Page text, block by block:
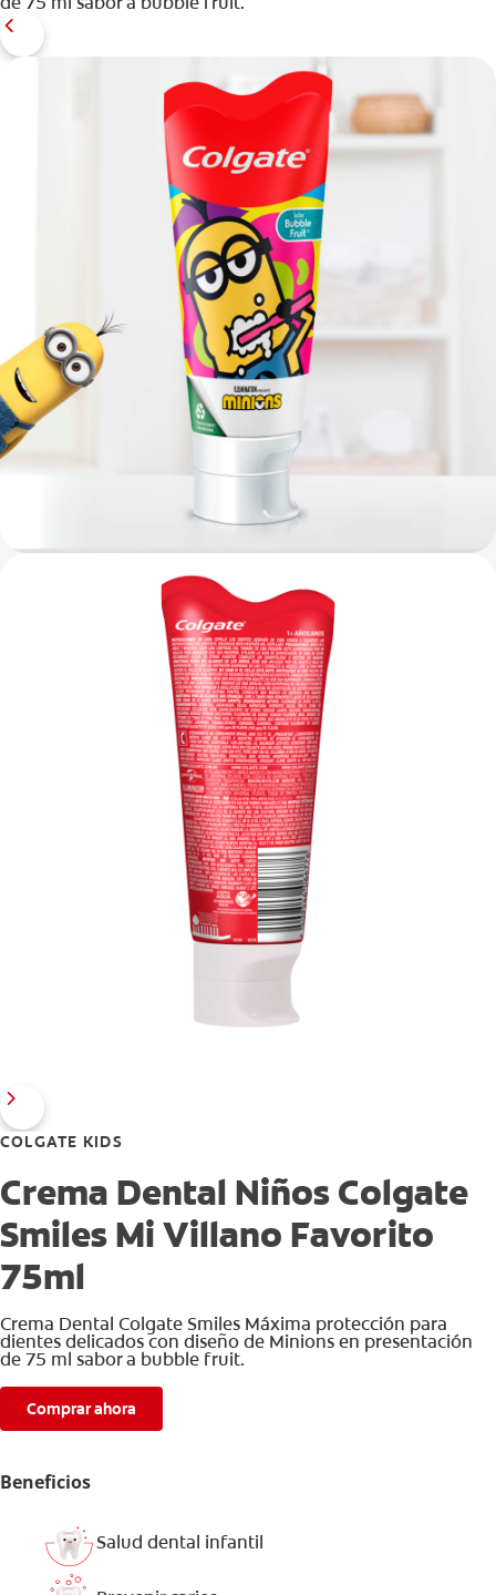
COLGATE KIDS
Crema Dental Niños Colgate
Smiles Mi Villano Favorito
75ml
Crema Dental Colgate Smiles Máxima protección para
dientes delicados con diseño de Minions en presentación
de 75 ml sabor a bubble fruit.
Comprar ahora
Beneficios
Salud dental infantil